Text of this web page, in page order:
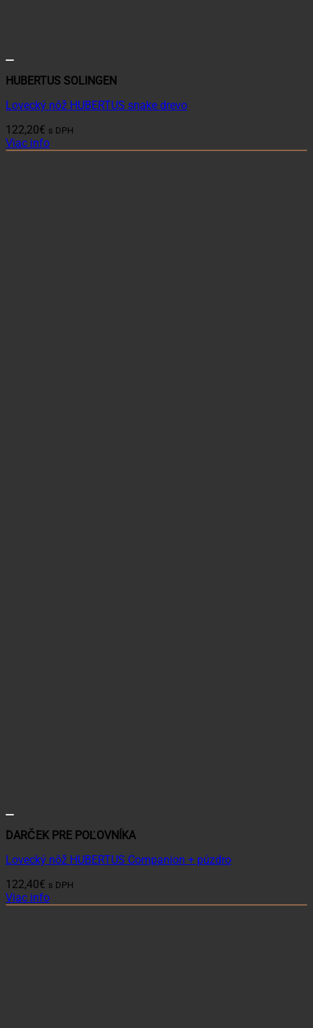
HUBERTUS SOLINGEN
Lovecký nôž HUBERTUS snake drevo
122,20€ s DPH
Viac info
DARČEK PRE POĽOVNÍKA
Lovecký nôž HUBERTUS Companion + púzdro
122,40€ s DPH
Viac info